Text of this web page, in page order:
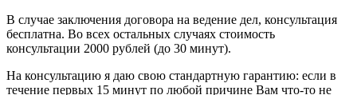
В случае заключения договора на ведение дел, консультация
бесплатна. Во всех остальных случаях стоимость
консультации 2000 рублей (до 30 минут).
На консультацию я даю свою стандартную гарантию: если в
течение первых 15 минут по любой причине Вам что-то не